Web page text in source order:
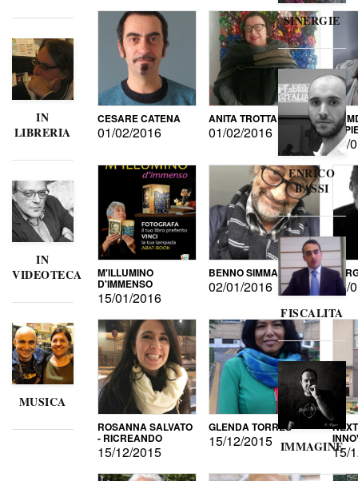
IN
LIBRERIA
IN
VIDEOTECA
MUSICA
CESARE CATENA
01/02/2016
ANITA TROTTA
01/02/2016 DI
15/
M'ILLUMINO
D'IMMENSO
15/01/2016
BENNO SIMMA
02/01/2016
ROSANNA SALVATO
- RICREANDO
15/12/2015
GLENDA TORRES
15/12/2015
15/
SINERGIE
ENRICO
BASSI
FISCALITA
IMMAGINE